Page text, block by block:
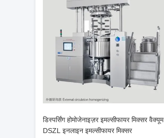
डिस्पर्सिंग होमोजेनाइज़र इमल्सीफायर मिक्सर वैक्यूम
DSZL इनलाइन इमल्सीफायर मिक्सर